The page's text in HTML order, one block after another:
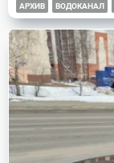
АРХИВ ВОДОКАНАЛ